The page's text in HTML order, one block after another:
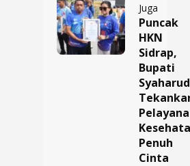
Juga
Puncak
HKN
Sidrap,
Bupati
Penuh
Cinta